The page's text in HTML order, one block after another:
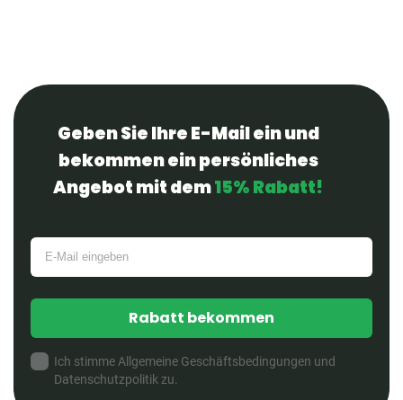
Geben Sie Ihre E-Mail ein und
bekommen ein persönliches
Angebot mit dem15% Rabatt!
Rabatt bekommen
Ich stimme Allgemeine Geschäftsbedingungen und
Datenschutzpolitik zu.